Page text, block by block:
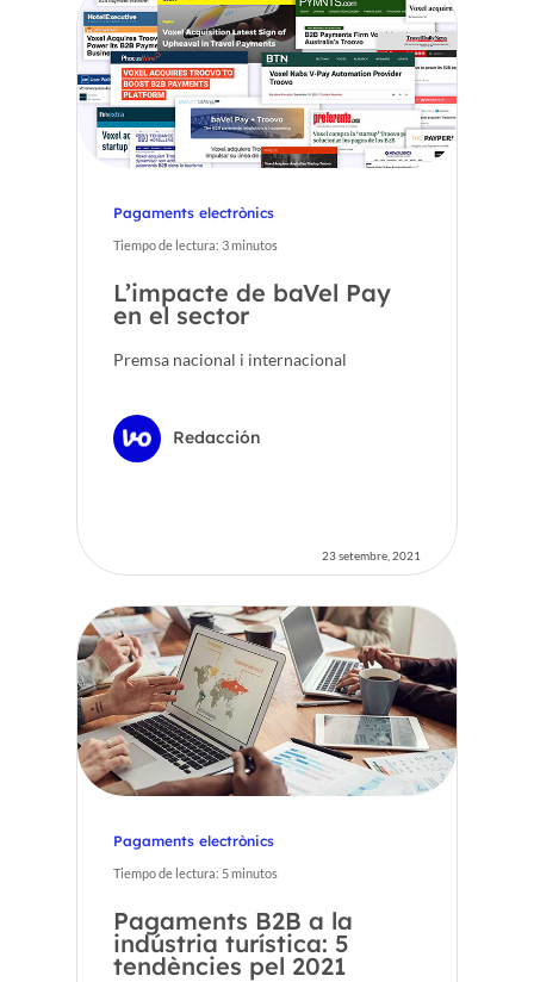
Pagaments electrònics
Tiempo de lectura: 3minutos
L’impacte de baVel Pay
en el sector
Premsa nacional i internacional
Redacción
23 setembre, 2021
Pagaments electrònics
Tiempo de lectura: 5minutos
Pagaments B2B a la
indústria turística: 5
tendències pel 2021